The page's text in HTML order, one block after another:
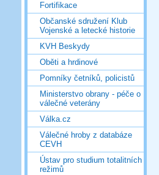
Fortifikace
Občanské sdružení Klub
Vojenské a letecké historie
KVH Beskydy
Oběti a hrdinové
Pomníky četníků, policistů
Ministerstvo obrany - péče o
válečné veterány
Válka.cz
Válečné hroby z databáze
CEVH
Ústav pro studium totalitních
režimů